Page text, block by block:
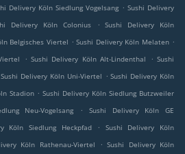
Delivery Köln Siedlung Vogelsang . Sushi Delivery
Delivery Köln Colonius .
Sushi Delivery Köln
Belgisches Viertel . Sushi Delivery Köln Melaten .
. Sushi Delivery Köln Alt-Lindenthal . Sushi
Sushi Delivery Köln Uni-Viertel . Sushi Delivery Köln
Stadion . Sushi Delivery Köln Siedlung Butzweiler
Neu-Vogelsang .
Sushi Delivery Köln GE
Köln Siedlung Heckpfad .
Sushi Delivery Köln
Köln Rathenau-Viertel . Sushi Delivery Köln